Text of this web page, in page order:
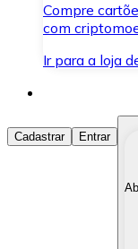
Compre
com
Ir para a loja
Comprar
Compre as
Converta
Cadastrar Entrar